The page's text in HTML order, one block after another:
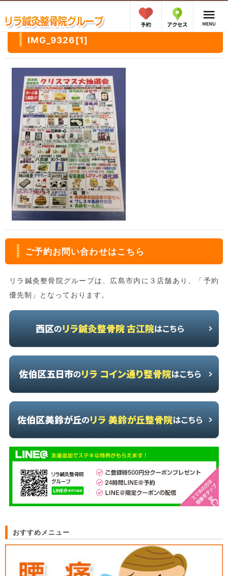
IMG_9326[1]
ご予約お問い合わせはこちら
リラ鍼灸整骨院グループは、広島市内に３店舗あり、「予約
優先制」となっております。
おすすめメニュー